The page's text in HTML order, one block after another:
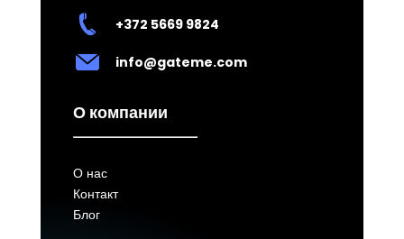
+372 5669 9824
info@gateme.com
О компании
О нас
Контакт
Блог